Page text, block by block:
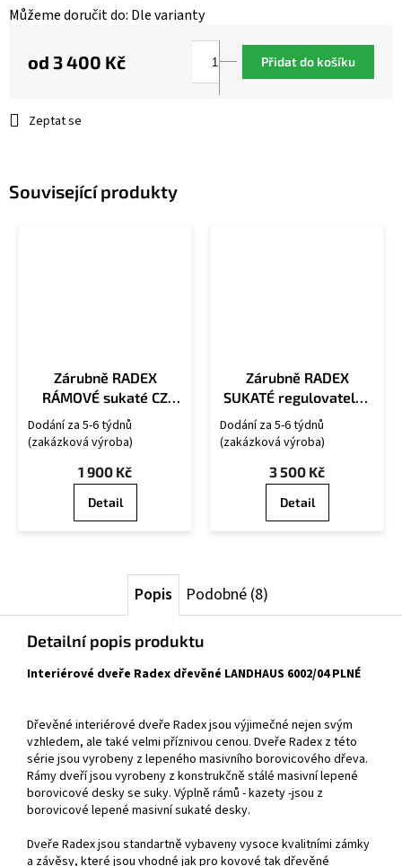
Zeptat se
Můžeme doručit do: Dle varianty
od 3 400 Kč Přidat do košíku
Související produkty
Zárubně RADEX
RÁMOVÉ sukaté CZ
OS/U
Dodání za 5-6 týdnů
(zakázková výroba)
1 900 Kč
Detail
Zárubně RADEX
SUKATÉ regulovatelné
CZ OSU/R
Dodání za 5-6 týdnů
(zakázková výroba)
3 500 Kč
Detail
Popis Podobné (8)
Detailní popis produktu
Interiérové dveře Radex dřevěné LANDHAUS 6002/04 PLNÉ
Dřevěné interiérové dveře Radex jsou výjimečné nejen svým
vzhledem, ale také velmi příznivou cenou. Dveře Radex z této
série jsou vyrobeny z lepeného masivního borovicového dřeva.
Rámy dveří jsou vyrobeny z konstrukčně stálé masivní lepené
borovicové desky se suky. Výplně rámů - kazety -jsou z
borovicové lepené masivní sukaté desky.
Dveře Radex jsou standartně vybaveny vysoce kvalitními zámky
a závěsy, které jsou vhodné jak pro kovové tak dřevěné